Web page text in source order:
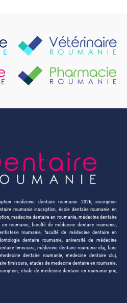
medecine dentaire roumanie 2026,inscription
roumanie inscription école dentaire roumanie en
,medecine dentaire en roumanie, médecine dentaire
roumanie, faculté de médecine dentaire roumanie
roumanie ,faculté de médecine dentaire en
dentaire roumanie
université de médecine
timisoara ,médecine dentaire roumanie cluj ,faire
dentaire roumanie, medecine dentaire cluj
timisoara etudes de medecine dentaire en roumanie
etude de medecine dentaire en roumanie prix